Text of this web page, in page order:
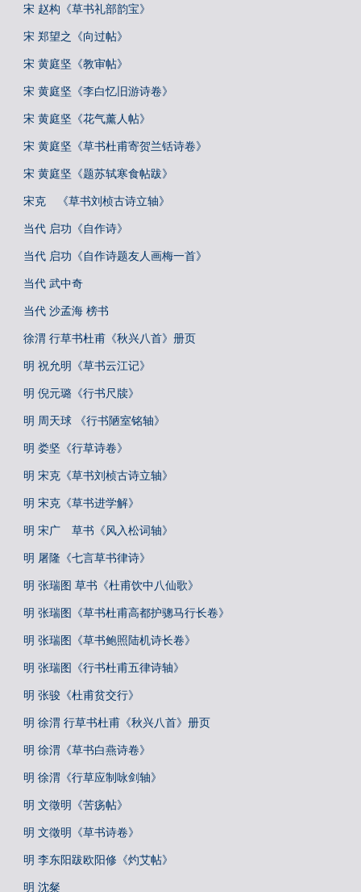
宋 赵构《草书礼部韵宝》
宋 郑望之《向过帖》
宋 黄庭坚《教审帖》
宋 黄庭坚《李白忆旧游诗卷》
宋 黄庭坚《花气薰人帖》
宋 黄庭坚《草书杜甫寄贺兰铦诗卷》
宋 黄庭坚《题苏轼寒食帖跋》
宋克 《草书刘桢古诗立轴》
当代 启功《自作诗》
当代 启功《自作诗题友人画梅一首》
当代 武中奇
当代 沙孟海 榜书
徐渭 行草书杜甫《秋兴八首》册页
明 祝允明《草书云江记》
明 倪元璐《行书尺牍》
明 周天球 《行书陋室铭轴》
明 娄坚《行草诗卷》
明 宋克《草书刘桢古诗立轴》
明 宋克《草书进学解》
明 宋广 草书《风入松词轴》
明 屠隆《七言草书律诗》
明 张瑞图 草书《杜甫饮中八仙歌》
明 张瑞图《草书杜甫高都护骢马行长卷》
明 张瑞图《草书鲍照陆机诗长卷》
明 张瑞图《行书杜甫五律诗轴》
明 张骏《杜甫贫交行》
明 徐渭 行草书杜甫《秋兴八首》册页
明 徐渭《草书白燕诗卷》
明 徐渭《行草应制咏剑轴》
明 文徵明《苦疡帖》
明 文徵明《草书诗卷》
明 李东阳跋欧阳修《灼艾帖》
明 沈粲